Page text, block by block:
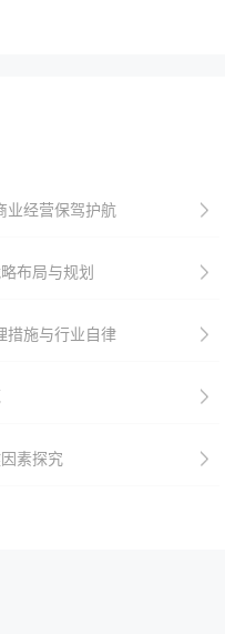
业经营保驾护航
布局与规划
措施与行业自律
素探究